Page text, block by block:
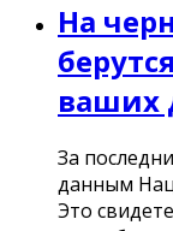
На
ваших
За
данным
Это